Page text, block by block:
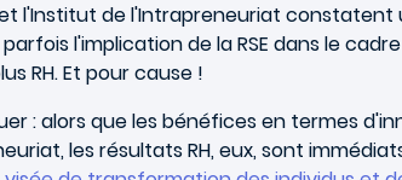
l'Institut de l'Intrapreneuriat
l'implication de la RSE dans le
RH. Et pour cause !
: alors que les bénéfices en termes
les résultats RH, eux, sont